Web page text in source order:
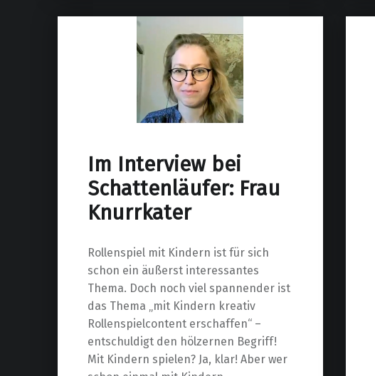
Im Interview bei
Schattenläufer: Frau
Knurrkater
Rollenspiel mit Kindern ist für sich
schon ein äußerst interessantes
Thema. Doch noch viel spannender ist
das Thema „mit Kindern kreativ
Rollenspielcontent erschaffen“ –
entschuldigt den hölzernen Begriff!
Mit Kindern spielen? Ja, klar! Aber wer